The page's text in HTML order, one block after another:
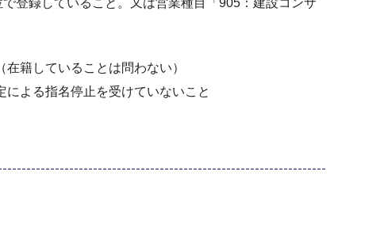
登録していること。又は営業種目「905：建設コンサ
籍していることは問わない）
よる指名停止を受けていないこと